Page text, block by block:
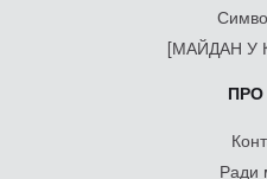
[МАЙДАН У
Ради